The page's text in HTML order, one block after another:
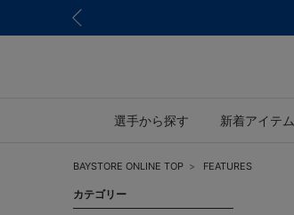
選手から探す 新着アイテム
BAYSTORE ONLINE TOP FEATURES
カテゴリー